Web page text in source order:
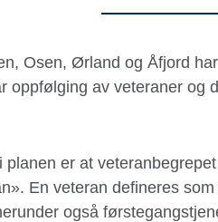
Osen, Ørland og Åfjord
oppfølging av veteraner og
er at
En veteran defineres
også